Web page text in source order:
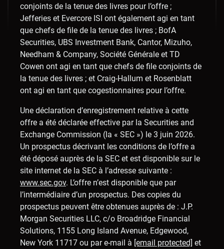
conjoints de la tenue des livres pour l’offre ;
Jefferies et Evercore ISI ont également agi en tant
que chefs de file de la tenue des livres ; BofA
Securities, UBS Investment Bank, Cantor, Mizuho,
Needham & Company, Société Générale et TD
Cowen ont agi en tant que chefs de file conjoints de
la tenue des livres ; et Craig-Hallum et Rosenblatt
ont agi en tant que cogestionnaires pour l’offre.
Une déclaration d’enregistrement relative à cette
offre a été déclarée effective par la Securities and
Exchange Commission (la « SEC ») le 3 juin 2026.
Un prospectus décrivant les conditions de l’offre a
été déposé auprès de la SEC et est disponible sur le
site internet de la SEC à l’adresse suivante :
www.sec.gov. L’offre n’est disponible que par
l’intermédiaire d’un prospectus. Des copies du
prospectus peuvent être obtenues auprès de : J.P.
Morgan Securities LLC, c/o Broadridge Financial
Solutions, 1155 Long Island Avenue, Edgewood,
New York 11717 ou par e-mail à [email protected] et